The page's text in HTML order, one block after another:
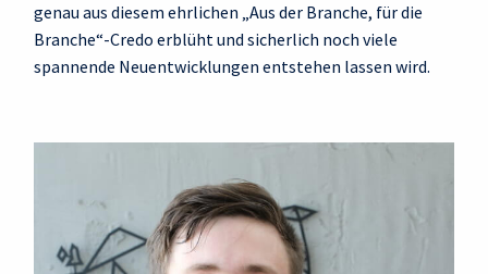
genau aus diesem ehrlichen „Aus der Branche, für die
Branche“-Credo erblüht und sicherlich noch viele
spannende Neuentwicklungen entstehen lassen wird.